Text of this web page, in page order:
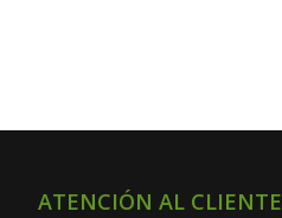
ATENCIÓN AL CLIENTE